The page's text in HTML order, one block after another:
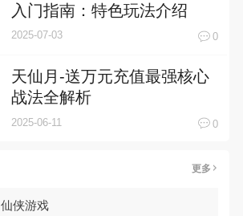
入门指南：特色玩法介绍
2025-07-03 0
天仙月-送万元充值最强核心
战法全解析
2025-06-11 0
更多
仙侠游戏